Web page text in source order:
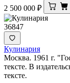
2 500 000 ₽
36847
Кулинария
Москва. 1961 г.
тексте. В
тексте.